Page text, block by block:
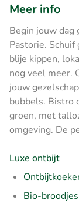
Meer info
Begin jouw dag
Pastorie.
blije kippen,
nog veel meer.
jouw
bubbels. Bistro
groen, met
omgeving. De
Luxe ontbijt
Bio-